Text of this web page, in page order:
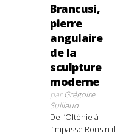
Brancusi,
pierre
angulaire
de la
sculpture
moderne
parGrégoire
Suillaud
De l’Olténie à
l’impasse Ronsin il